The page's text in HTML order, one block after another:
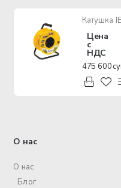
Цена
с
НДС
475 600
О нас
О нас
Блог